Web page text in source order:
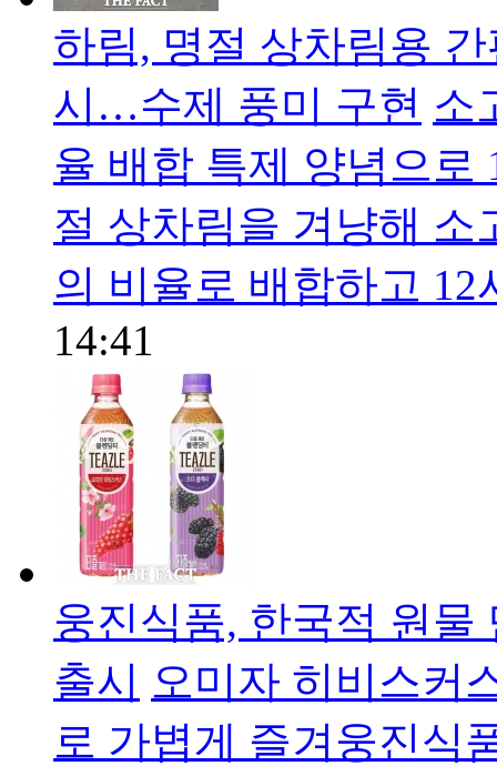
하림, 명절 상차림용
시…수제 풍미 구현 소
율 배합 특제 양념으로
절 상차림을 겨냥해 소
의 비율로 배합하고
14:41
웅진식품, 한국적 원물
출시 오미자 히비스커
로 가볍게 즐겨웅진식